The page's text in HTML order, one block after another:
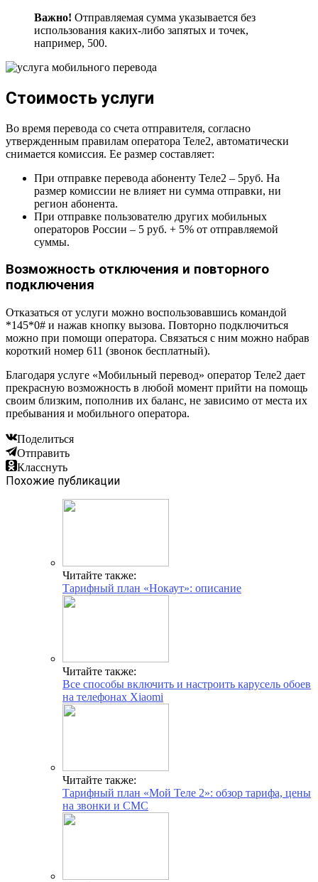
Важно! Отправляемая сумма указывается без
использования каких-либо запятых и точек,
например, 500.
Стоимость услуги
Во время перевода со счета отправителя, согласно
утвержденным правилам оператора Теле2, автоматически
снимается комиссия. Ее размер составляет:
При отправке перевода абоненту Теле2 – 5руб. На
размер комиссии не влияет ни сумма отправки, ни
регион абонента.
При отправке пользователю других мобильных
операторов России – 5 руб. + 5% от отправляемой
суммы.
Возможность отключения и повторного
подключения
Отказаться от услуги можно воспользовавшись командой
*145*0# и нажав кнопку вызова. Повторно подключиться
можно при помощи оператора. Связаться с ним можно набрав
короткий номер 611 (звонок бесплатный).
Благодаря услуге «Мобильный перевод» оператор Теле2 дает
прекрасную возможность в любой момент прийти на помощь
своим близким, пополнив их баланс, не зависимо от места их
пребывания и мобильного оператора.
Поделиться
Отправить
Класснуть
Похожие публикации
Читайте также:
Тарифный план «Нокаут»: описание
Читайте также:
Все способы включить и настроить карусель обоев
на телефонах Xiaomi
Читайте также:
Тарифный план «Мой Теле 2»: обзор тарифа, цены
на звонки и СМС